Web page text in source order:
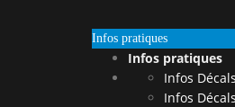
Infos pratiques
Infos pratiques
Infos
Infos